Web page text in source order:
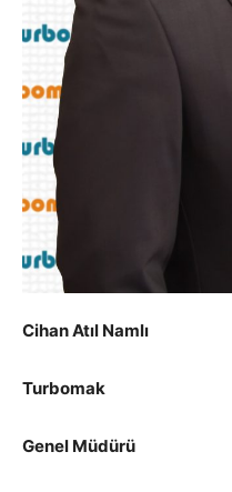
Cihan Atıl Namlı
Turbomak
Genel Müdürü